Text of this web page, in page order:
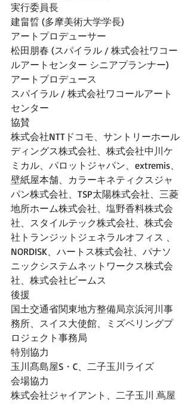
実行委員長
建畠晢 (多摩美術大学学長)
アートプロデューサー
松田朋春 (スパイラル / 株式会社ワコー
ルアートセンター シニアプランナー)
アートプロデュース
スパイラル / 株式会社ワコールアート
センター
協賛
株式会社NTTドコモ、サントリーホール
ディングス株式会社、株式会社中川ケ
ミカル、パロットジャパン、extremis、
壁紙屋本舗、カラーキネティクスジャ
パン株式会社、TSP太陽株式会社、三菱
地所ホーム株式会社、塩野香料株式会
社、スタイルテック株式会社、株式会
社トランジットジェネラルオフィス 、
NORDISK、ハートス株式会社、パナソ
ニックシステムネットワークス株式会
社、株式会社ビームス
後援
国土交通省関東地方整備局京浜河川事
務所、スイス大使館、ミズベリングプ
ロジェクト事務局
特別協力
玉川髙島屋S・C、二子玉川ライズ
会場協力
株式会社ジャイアント、二子玉川 蔦屋